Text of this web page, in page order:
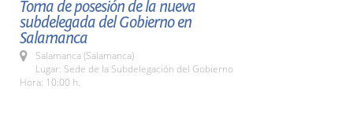
Toma de posesión de la nueva
subdelegada del Gobierno en
Salamanca
Salamanca (Salamanca)
Lugar: Sede de la Subdelegación del Gobierno
Hora: 10:00 h.